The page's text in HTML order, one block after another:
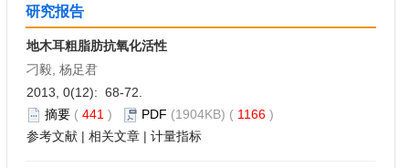
研究报告
地木耳粗脂肪抗氧化活性
刁毅, 杨足君
2013, 0(12): 68-72.
摘要 ( 441 ) PDF (1904KB) ( 1166 )
参考文献 | 相关文章 | 计量指标